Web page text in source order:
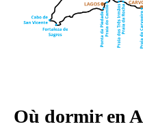
Où dormir en